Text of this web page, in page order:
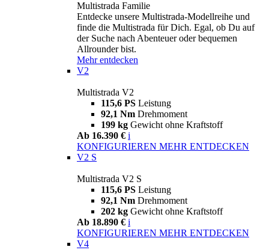
Multistrada Familie
Entdecke unsere Multistrada-Modellreihe und
finde die Multistrada für Dich. Egal, ob Du auf
der Suche nach Abenteuer oder bequemen
Allrounder bist.
Mehr entdecken
V2
Multistrada V2
115,6 PS Leistung
92,1 Nm Drehmoment
199 kg Gewicht ohne Kraftstoff
Ab 16.390 € i
KONFIGURIEREN MEHR ENTDECKEN
V2 S
Multistrada V2 S
115,6 PS Leistung
92,1 Nm Drehmoment
202 kg Gewicht ohne Kraftstoff
Ab 18.890 € i
KONFIGURIEREN MEHR ENTDECKEN
V4